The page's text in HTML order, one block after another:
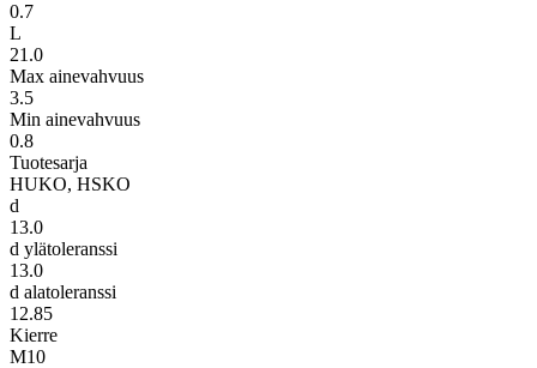
0.7
L
21.0
Max ainevahvuus
3.5
Min ainevahvuus
0.8
Tuotesarja
HUKO, HSKO
d
13.0
d ylätoleranssi
13.0
d alatoleranssi
12.85
Kierre
M10